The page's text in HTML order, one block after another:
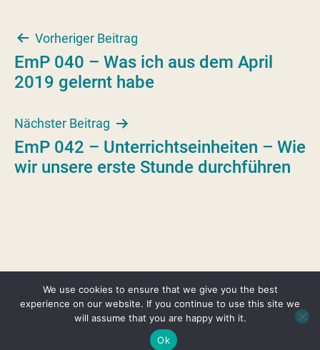
Beitragsnavigation
Vorheriger Beitrag
EmP 040 – Was ich aus dem April
2019 gelernt habe
Nächster Beitrag
EmP 042 – Unterrichtseinheiten – Wie
wir unsere erste Stunde durchführen
Copyright © 2026 Erfolgreich mit Pferden –
Marina Lange ·Impressum· Datenschutz
We use cookies to ensure that we give you the best
experience on our website. If you continue to use this site we
will assume that you are happy with it.
Ok